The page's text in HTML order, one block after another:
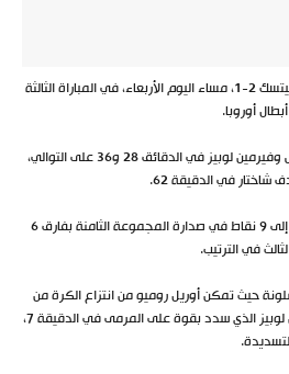
على ضيفه شاختار دونيتسك 2-1، مساء اليوم الأربعاء، في المباراة الثالثة
أوروبا.
سجل هدفي برشلونة فيران توريس وفيرمين لوبيز في الدقائق 28 و36 على التوالي،
في الدقيقة 62.
بهذا الانتصار، ارتفع رصيد برشلونة إلى 9 نقاط في صدارة المجموعة الثامنة بفارق 6
في الترتيب.
حيث تمكن أوريل روميو من انتزاع الكرة من
دفاع شاختار وقدم تمريرة لفيرمين لوبيز الذي سدد بقوة على المرمى في الدقيقة 7،